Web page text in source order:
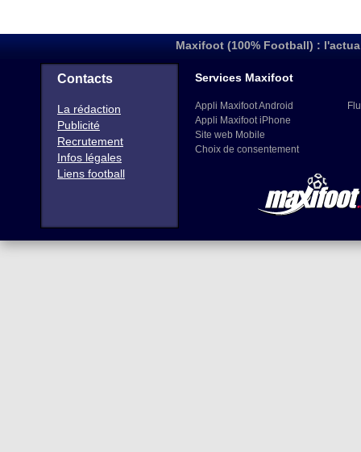
Maxifoot (100% Football) :
Contacts
La rédaction
Publicité
Recrutement
Infos légales
Liens football
Services Maxifoot
Appli Maxifoot Android
Appli Maxifoot iPhone
Site web Mobile
Choix de consentement